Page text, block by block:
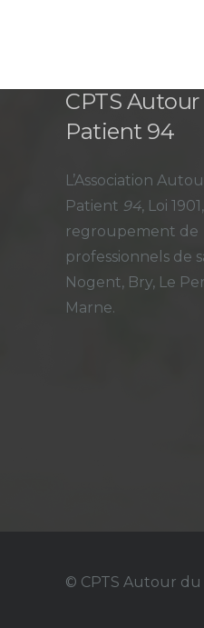
CPTS
Patient 94
L’Association
Patient 94, Loi
regroupement de
professionnels de
Nogent, Bry, Le
Marne.
© CPTS Autour